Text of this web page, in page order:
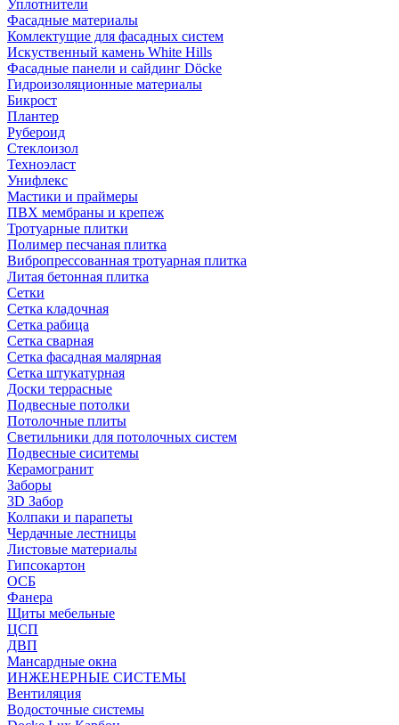
Уплотнители
Фасадные материалы
Комлектущие для фасадных систем
Искуственный камень White Hills
Фасадные панели и сайдинг Döcke
Гидроизоляционные материалы
Бикрост
Плантер
Рубероид
Стеклоизол
Техноэласт
Унифлекс
Мастики и праймеры
ПВХ мембраны и крепеж
Тротуарные плитки
Полимер песчаная плитка
Вибропрессованная тротуарная плитка
Литая бетонная плитка
Сетки
Сетка кладочная
Сетка рабица
Сетка сварная
Сетка фасадная малярная
Сетка штукатурная
Доски террасные
Подвесные потолки
Потолочные плиты
Светильники для потолочных систем
Подвесные сиситемы
Керамогранит
Заборы
3D Забор
Колпаки и парапеты
Чердачные лестницы
Листовые материалы
Гипсокартон
ОСБ
Фанера
Щиты мебельные
ЦСП
ДВП
Мансардные окна
ИНЖЕНЕРНЫЕ СИСТЕМЫ
Вентиляция
Водосточные системы